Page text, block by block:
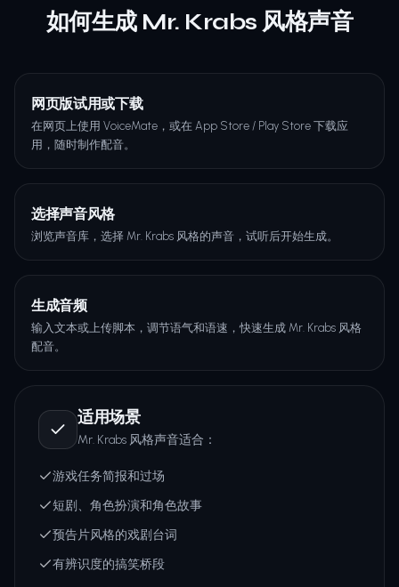
如何生成 Mr. Krabs 风格声音
网页版试用或下载
在网页上使用 VoiceMate，或在 App Store / Play Store 下载应
用，随时制作配音。
选择声音风格
浏览声音库，选择 Mr. Krabs 风格的声音，试听后开始生成。
生成音频
输入文本或上传脚本，调节语气和语速，快速生成 Mr. Krabs 风格
配音。
适用场景
Mr. Krabs 风格声音适合：
游戏任务简报和过场
短剧、角色扮演和角色故事
预告片风格的戏剧台词
有辨识度的搞笑桥段